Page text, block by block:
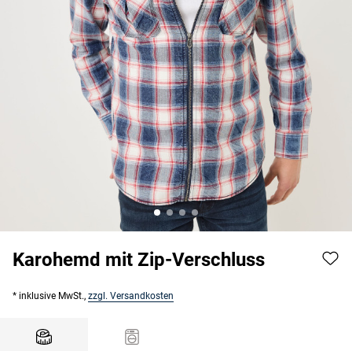
Karohemd mit Zip-Verschluss
* inklusive MwSt., zzgl. Versandkosten